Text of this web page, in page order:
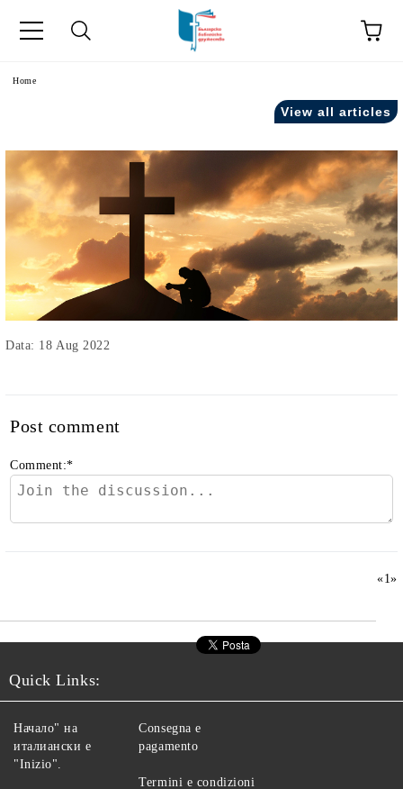
Home
View all articles
Data: 18 Aug 2022
Post comment
Comment:*
«1»
Quick Links:
Начало" на
италиански е
"Inizio".
Consegna e
pagamento
Termini e condizioni